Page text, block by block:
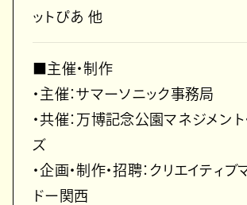
ットぴあ 他
■主催・制作
・主催：サマーソニック事務局
・共催：万博記念公園マネジメント
ズ
・企画・制作・招聘：クリエイティ
ドー関西